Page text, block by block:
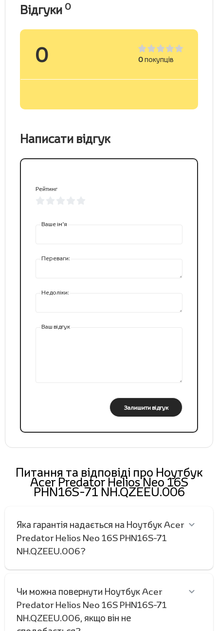
Відгуки 0
0 0покупців
Написати відгук
Рейтинг
Ваше ім’я
Переваги:
Недоліки:
Ваш відгук
Залишити відгук
Питання та відповіді про Ноутбук
Acer Predator Helios Neo 16S
PHN16S-71 NH.QZEEU.006
Яка гарантія надається на Ноутбук Acer
Predator Helios Neo 16S PHN16S-71
NH.QZEEU.006?
Чи можна повернути Ноутбук Acer
Predator Helios Neo 16S PHN16S-71
NH.QZEEU.006, якщо він не